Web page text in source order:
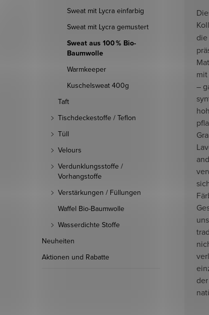
Sweat mit Lycra einfarbig
Sweat mit Lycra gemustert
Sweat aus 100 % Bio-
Baumwolle
Warmkeeper
Kuschelsweat 400g
Taft
Tischdeckestoffe / Teflon
Tüll
Velours
Verdunklungsstoffe /
Vorhangstoffe
Verstärkungen / Füllungen
Waffel Bio-Baumwolle
Wasserdichte Stoffe
Neuheiten
Aktionen und Rabatte
die
–